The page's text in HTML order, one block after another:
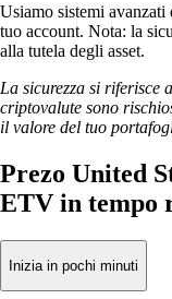
Usiamo sistemi
tuo account. Nota: la
alla tutela degli asset.
La sicurezza si riferisce
criptovalute sono
il valore del tuo
Prezo United
ETV in tempo
Inizia in pochi minuti